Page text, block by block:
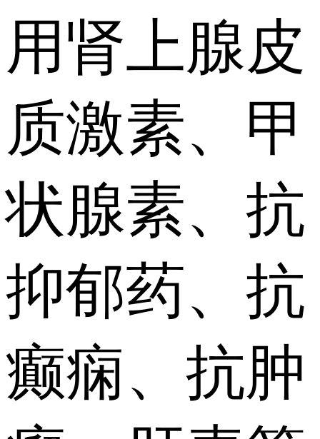
用肾上腺皮
质激素、甲
状腺素、抗
抑郁药、抗
癫痫、抗肿